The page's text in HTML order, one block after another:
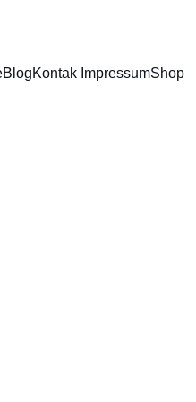
BlogKontak ImpressumShop